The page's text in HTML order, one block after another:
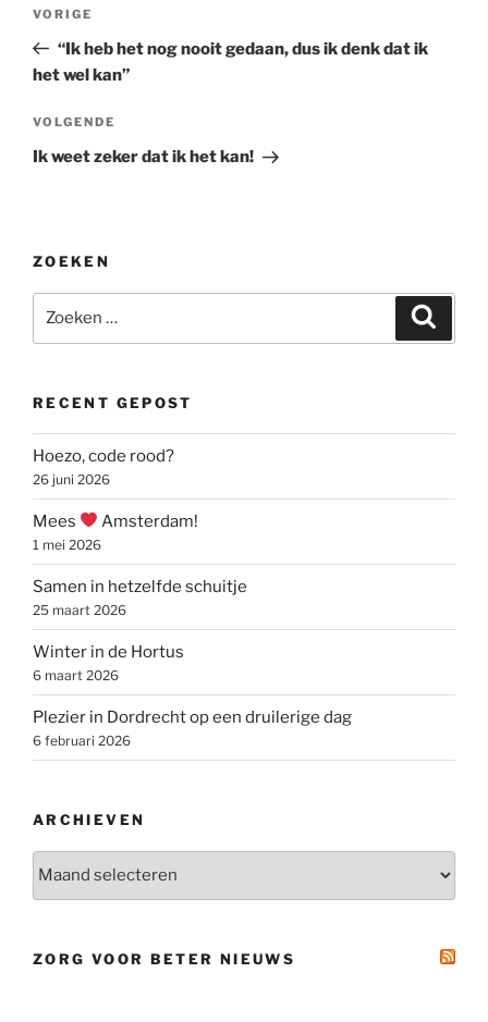
Vorig
bericht
VORIGE
“Ik heb het nog nooit gedaan, dus ik denk dat ik
het wel kan”
Volgend
bericht
VOLGENDE
Ik weet zeker dat ik het kan!
ZOEKEN
naar:
RECENT GEPOST
Hoezo, code rood?
26 juni 2026
Mees Amsterdam!
1 mei 2026
Samen in hetzelfde schuitje
25 maart 2026
Winter in de Hortus
6 maart 2026
Plezier in Dordrecht op een druilerige dag
6 februari 2026
ARCHIEVEN
ZORG VOOR BETER NIEUWS